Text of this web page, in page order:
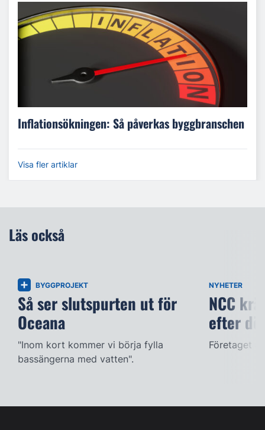
Inflationsökningen: Så påverkas byggbranschen
Visa fler artiklar
Läs också
BYGGPROJEKT
Så ser slutspurten ut för
Oceana
"Inom kort kommer vi börja fylla
bassängerna med vatten".
NYHETER
NCC
efter
Företaget